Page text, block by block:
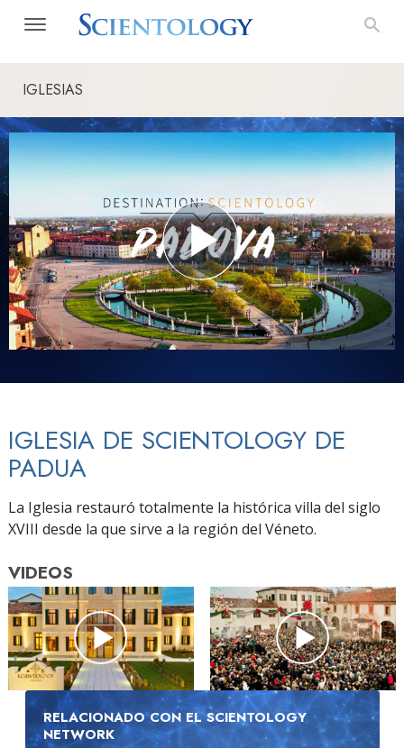
IGLESIAS
IGLESIA DE SCIENTOLOGY DE
PADUA
La Iglesia restauró totalmente la histórica villa del siglo
XVIII desde la que sirve a la región del Véneto.
VIDEOS
RELACIONADO CON EL SCIENTOLOGY
NETWORK